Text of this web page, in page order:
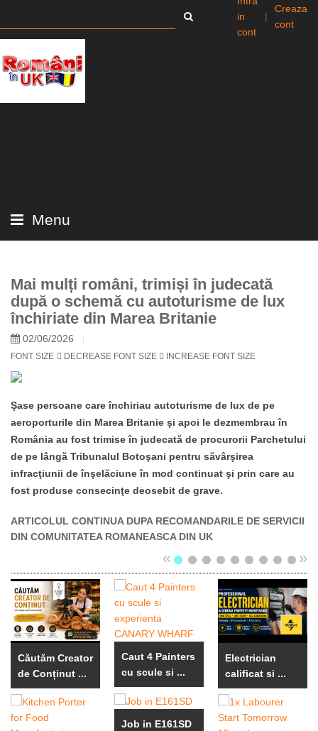
in
cont
|
Creaza
cont
Menu
Mai mulți români, trimiși în judecată
după o schemă cu autoturisme de lux
închiriate din Marea Britanie
02/06/2026
FONT SIZE DECREASE FONT SIZE INCREASE FONT SIZE
Şase persoane care închiriau autoturisme de lux de pe
aeroporturile din Marea Britanie şi apoi le dezmembrau în
România au fost trimise în judecată de procurorii Parchetului
de pe lângă Tribunalul Botoşani pentru săvârşirea
infracţiunii de înşelăciune în mod continuat şi prin care au
fost produse consecinţe deosebit de grave.
ARTICOLUL CONTINUA DUPA RECOMANDARILE DE SERVICII
DIN COMUNITATEA ROMANEASCA DIN UK
« »
Căutăm Creator
de Conținut ...
Caut 4 Painters
cu scule si ...
Job in E161SD
Electrician
calificat si ...